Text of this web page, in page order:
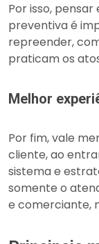
Por isso,
preventiva é
repreender,
praticam os
Melhor
Por fim, vale
cliente, ao
sistema e
somente o
e comerciante,